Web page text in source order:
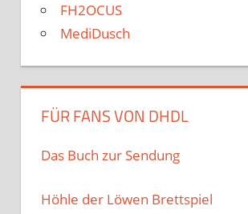
FH2OCUS
MediDusch
FÜR FANS VON DHDL
Das Buch zur Sendung
Höhle der Löwen Brettspiel